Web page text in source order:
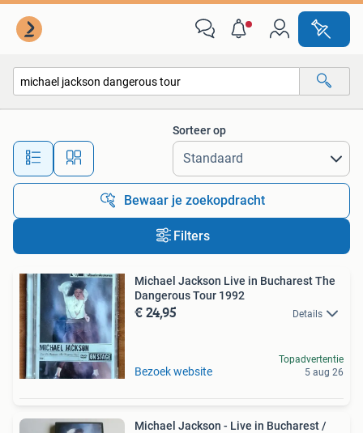
Alle afstanden…
Sorteer op
Bewaar je zoekopdracht
Filters
Michael Jackson Live in Bucharest The
Dangerous Tour 1992
€ 24,95 Details
Bezoek website
Topadvertentie
5 aug 26
Michael Jackson - Live in Bucharest /